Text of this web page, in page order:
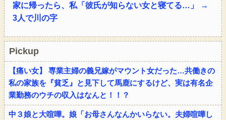
家に帰ったら、私「彼氏が知らない女と寝てる…」 →
3人で川の字
Pickup
【痛い女】 専業主婦の義兄嫁がマウント女だった…共働きの
私の家族を『貧乏』と見下して馬鹿にするけど、実は有名企
業勤務のウチの収入はなんと！！？
中３娘と大喧嘩。娘「お母さんなんかいらない。夫婦喧嘩し